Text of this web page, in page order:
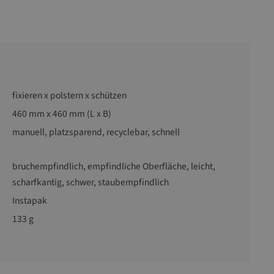
fixieren x polstern x schützen
460 mm x 460 mm (L x B)
manuell, platzsparend, recyclebar, schnell
bruchempfindlich, empfindliche Oberfläche, leicht,
scharfkantig, schwer, staubempfindlich
Instapak
133 g